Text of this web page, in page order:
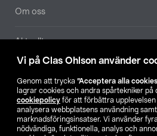
Vi på Clas Ohlson använder
Genom att trycka ”Acceptera alla
lagrar cookies och andra spårtekniker på
cookiepolicy för att förbättra upplevelsen
analysera webbplatsens användning
marknadsföringsinsatser. Vi använder
nödvändiga, funktionella, analys och
Om oss
Aktuellt
Hitta
SE NO FI